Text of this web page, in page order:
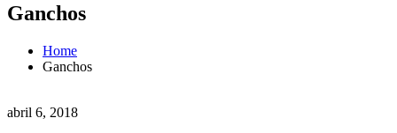
Ganchos
Home
Ganchos
abril 6, 2018